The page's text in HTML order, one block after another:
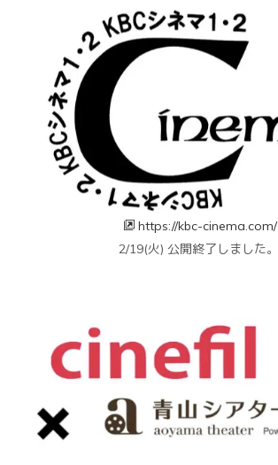
https://kbc-cinema.com/
2/19(火) 公開終了しました。